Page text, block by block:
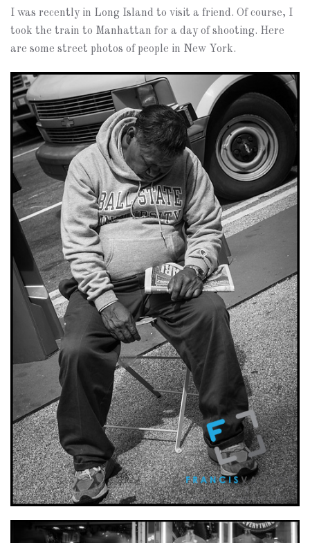
I was recently in Long Island to visit a friend. Of course, I
took the train to Manhattan for a day of shooting. Here
are some street photos of people in New York.